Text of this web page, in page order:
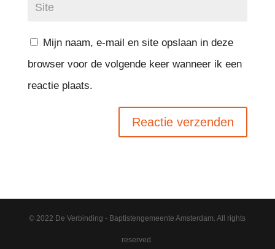
Mijn naam, e-mail en site opslaan in deze
browser voor de volgende keer wanneer ik een
reactie plaats.
© 2022 De Verbinding - Baptistengemeente Amsterdam. All rights
reserved.